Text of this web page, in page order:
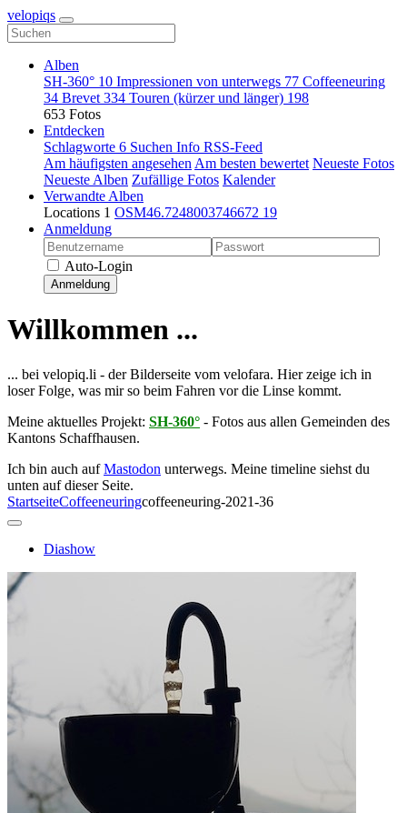
velopiqs
Alben
SH-360° 10 Impressionen von unterwegs 77 Coffeeneuring
34 Brevet 334 Touren (kürzer und länger) 198
653 Fotos
Entdecken
Schlagworte 6 Suchen Info RSS-Feed
Am häufigsten angesehen Am besten bewertet Neueste Fotos
Neueste Alben Zufällige Fotos Kalender
Verwandte Alben
Locations 1 OSM46.7248003746672 19
Anmeldung
Auto-Login
Anmeldung
Willkommen ...
... bei velopiq.li - der Bilderseite vom velofara. Hier zeige ich in
loser Folge, was mir so beim Fahren vor die Linse kommt.
Meine aktuelles Projekt: SH-360° - Fotos aus allen Gemeinden des
Kantons Schaffhausen.
Ich bin auch aufMastodon unterwegs. Meine timeline siehst du
unten auf dieser Seite.
StartseiteCoffeeneuringcoffeeneuring-2021-36
Diashow